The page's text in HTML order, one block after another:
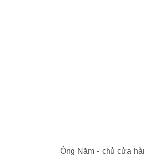
Ông Năm - chủ cửa